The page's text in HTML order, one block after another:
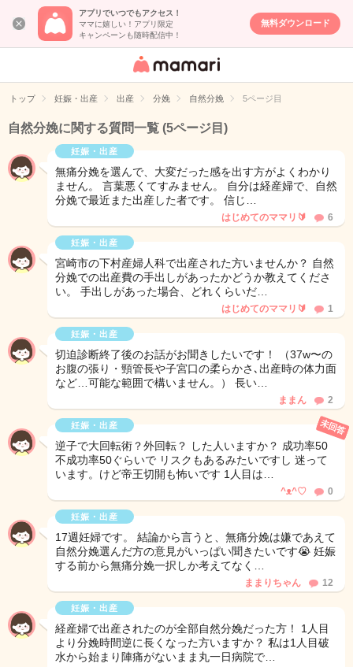
アプリでいつでもアクセス！
ママに嬉しい！アプリ限定
キャンペーンも随時配信中！
無料ダウンロード
女性専用匿名QA
イト
トップ 妊娠・出産 出産 分娩 自然分娩 5ページ目
自然分娩に関する質問一覧 (5ページ目)
妊娠・出産
無痛分娩を選んで、大変だった感を出す方がよくわかり
ません。 言葉悪くてすみません。 自分は経産婦で、自然
分娩で最近また出産した者です。 信じ…
はじめてのママリ🔰 6
妊娠・出産
宮崎市の下村産婦人科で出産された方いませんか？ 自然
分娩での出産費の手出しがあったかどうか教えてくださ
い。 手出しがあった場合、どれくらいだ…
はじめてのママリ🔰 1
妊娠・出産
切迫診断終了後のお話がお聞きしたいです！ （37w〜の
お腹の張り・頸管長や子宮口の柔らかさ､出産時の体力面
など…可能な範囲で構いません。） 長い…
ままん 2
妊娠・出産
逆子で大回転術？外回転？ した人いますか？ 成功率50
不成功率50ぐらいで リスクもあるみたいですし 迷って
います。けど帝王切開も怖いです 1人目は…
未回答
^ᴥ^♡ 0
妊娠・出産
17週妊婦です。 結論から言うと、無痛分娩は嫌であえて
自然分娩選んだ方の意見がいっぱい聞きたいです😭 妊娠
する前から無痛分娩一択しか考えてなく…
ままりちゃん 12
妊娠・出産
経産婦で出産されたのが全部自然分娩だった方！ 1人目
より分娩時間逆に長くなった方いますか？ 私は1人目破
水から始まり陣痛がないまま丸一日病院で…